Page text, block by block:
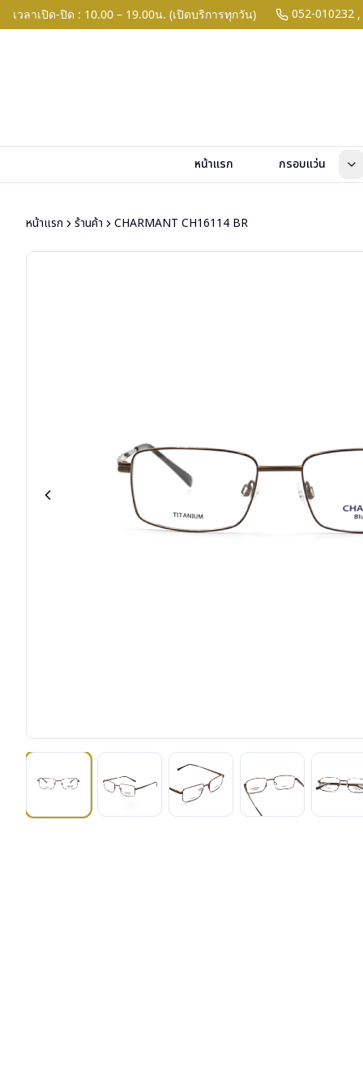
เวลาเปิด-ปิด : 10.00 – 19.00น. (เปิดบริการทุกวัน) 052-010232 ,
หน้าแรก กรอบแว่น
หน้าแรก ร้านค้า CHARMANT CH16114 BR